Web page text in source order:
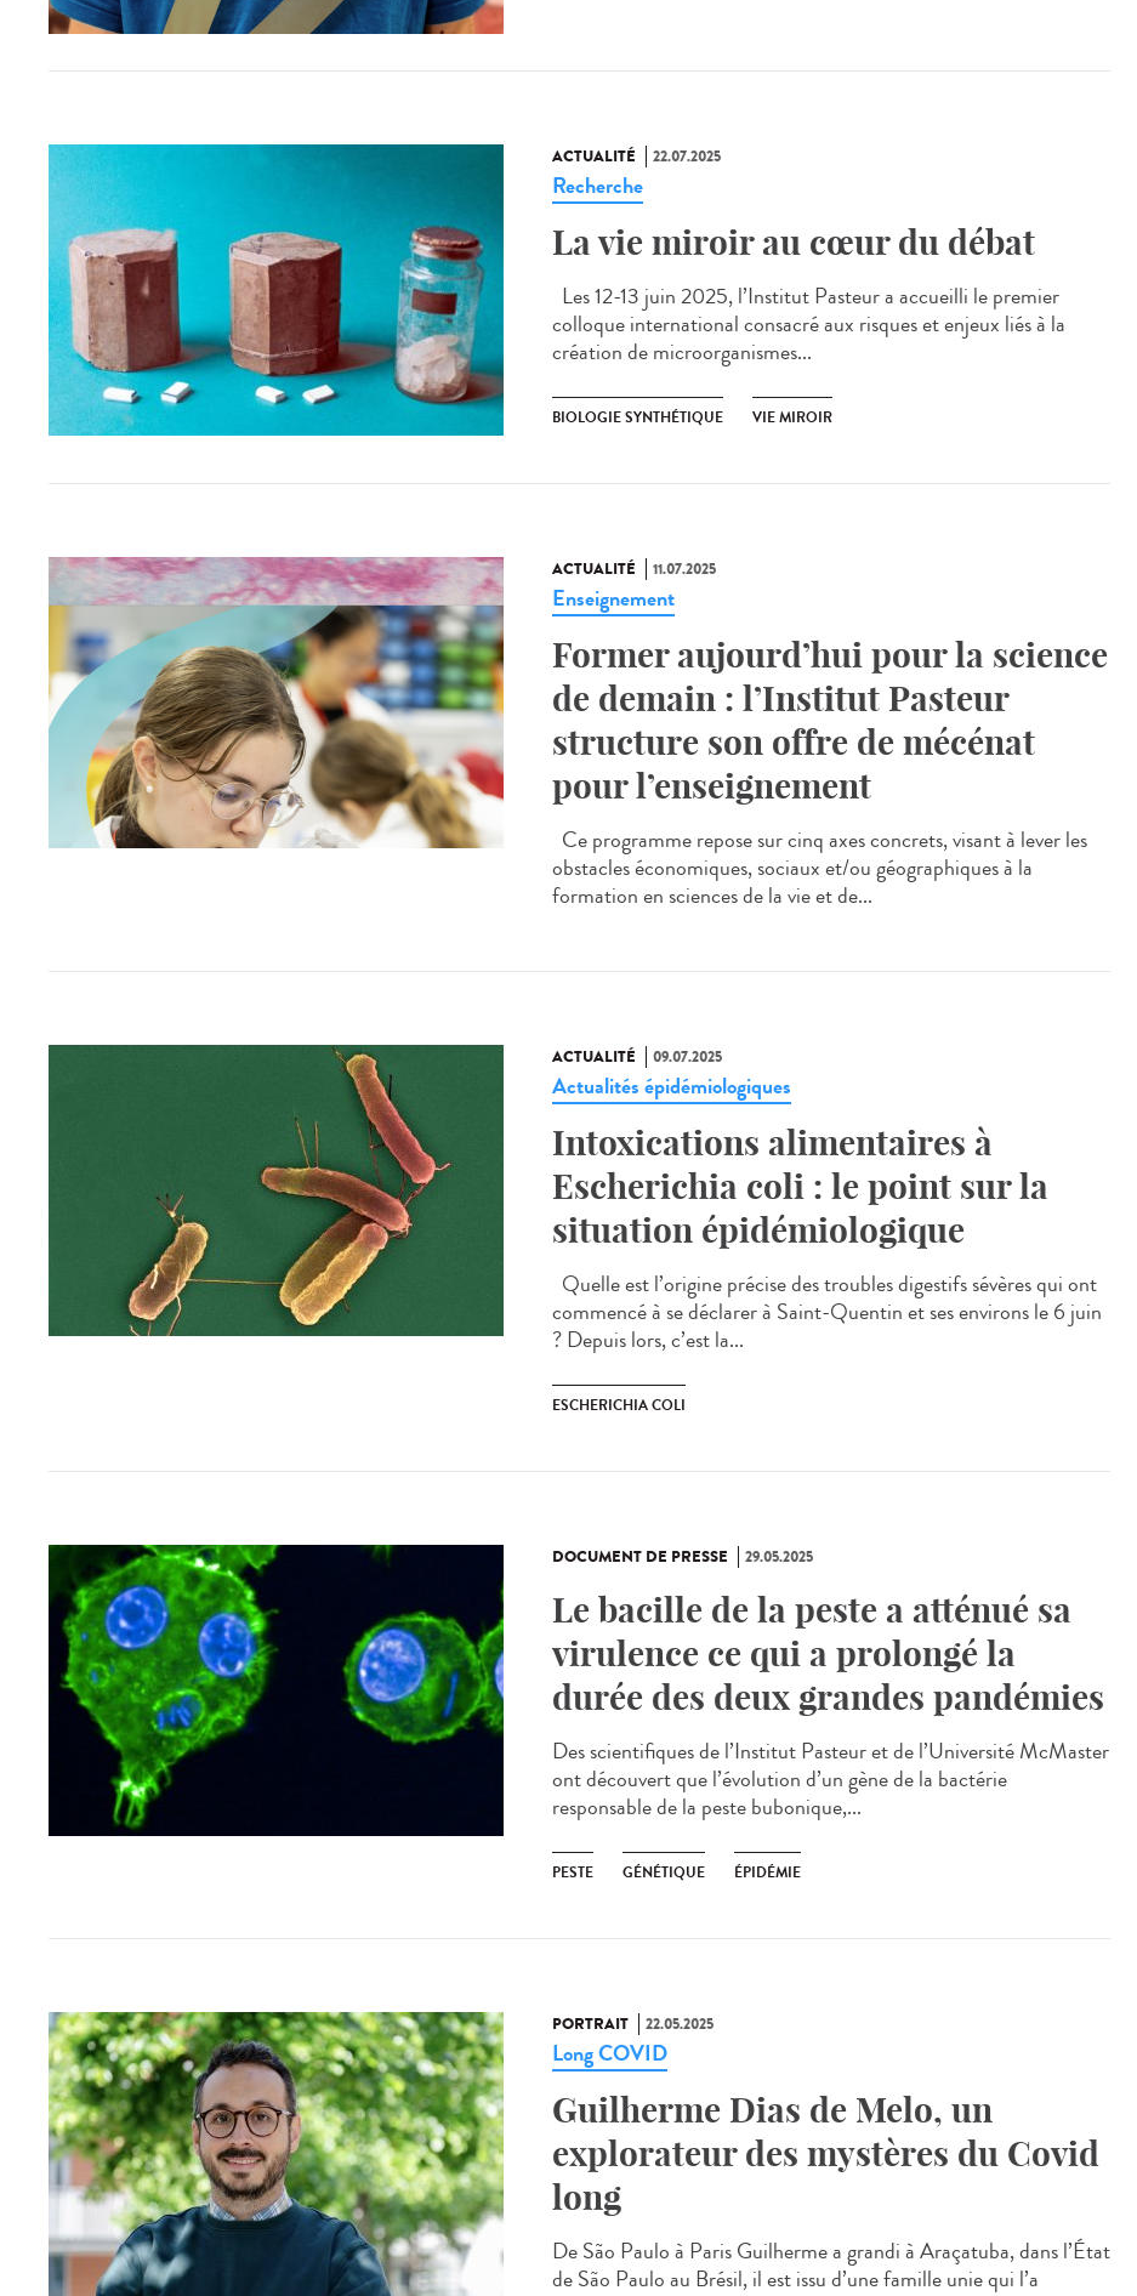
ACTUALITÉ 22.07.2025
Recherche
La vie miroir au cœur du débat
Les 12-13 juin 2025, l’Institut Pasteur a accueilli le premier
colloque international consacré aux risques et enjeux liés à la
création de microorganismes...
BIOLOGIE SYNTHÉTIQUE VIE MIROIR
ACTUALITÉ 11.07.2025
Enseignement
Former aujourd’hui pour la science
de demain : l’Institut Pasteur
structure son offre de mécénat
pour l’enseignement
Ce programme repose sur cinq axes concrets, visant à lever les
obstacles économiques, sociaux et/ou géographiques à la
formation en sciences de la vie et de...
ACTUALITÉ 09.07.2025
Actualités épidémiologiques
Intoxications alimentaires à
Escherichia coli : le point sur la
situation épidémiologique
Quelle est l’origine précise des troubles digestifs sévères qui ont
commencé à se déclarer à Saint-Quentin et ses environs le 6 juin
? Depuis lors, c’est la...
ESCHERICHIA COLI
DOCUMENT DE PRESSE 29.05.2025
Le bacille de la peste a atténué sa
virulence ce qui a prolongé la
durée des deux grandes pandémies
Des scientifiques de l’Institut Pasteur et de l’Université McMaster
ont découvert que l’évolution d’un gène de la bactérie
responsable de la peste bubonique,...
PESTE GÉNÉTIQUE ÉPIDÉMIE
PORTRAIT 22.05.2025
Long COVID
Guilherme Dias de Melo, un
explorateur des mystères du Covid
long
De São Paulo à Paris Guilherme a grandi à Araçatuba, dans l’État
de São Paulo au Brésil, il est issu d’une famille unie qui l’a